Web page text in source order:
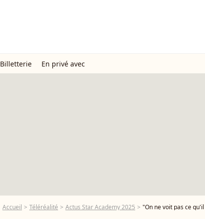
Billetterie En privé avec
Accueil Téléréalité Actus Star Academy 2025 "On ne voit pas ce qu'il se